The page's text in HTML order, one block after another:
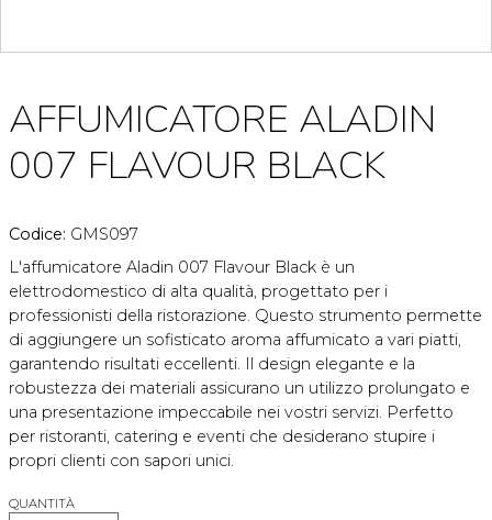
AFFUMICATORE ALADIN
007 FLAVOUR BLACK
Codice: GMS097
L'affumicatore Aladin 007 Flavour Black è un
elettrodomestico di alta qualità, progettato per i
professionisti della ristorazione. Questo strumento permette
di aggiungere un sofisticato aroma affumicato a vari piatti,
garantendo risultati eccellenti. Il design elegante e la
robustezza dei materiali assicurano un utilizzo prolungato e
una presentazione impeccabile nei vostri servizi. Perfetto
per ristoranti, catering e eventi che desiderano stupire i
propri clienti con sapori unici.
QUANTITÀ